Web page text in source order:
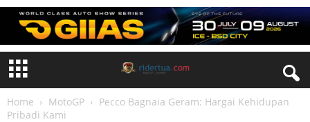
Home MotoGP
Pecco Bagnaia Geram: Hargai Kehidupan
Pribadi Kami